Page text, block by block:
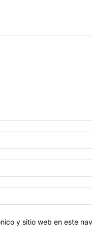
y sitio web en este